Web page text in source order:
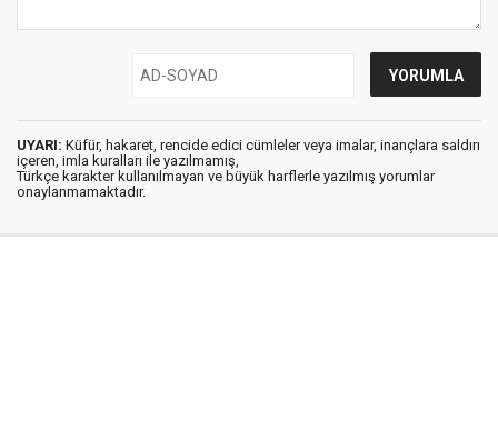
UYARI: Küfür, hakaret, rencide edici cümleler veya imalar, inançlara saldırı
içeren, imla kuralları ile yazılmamış,
Türkçe karakter kullanılmayan ve büyük harflerle yazılmış yorumlar
onaylanmamaktadır.